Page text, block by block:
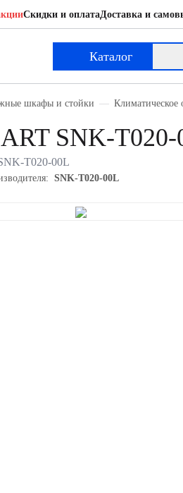
Скидки и оплатаДоставка и
Каталог
шкафы и стойки Климатическое
SNK-
T020-00L
SNK-T020-00L